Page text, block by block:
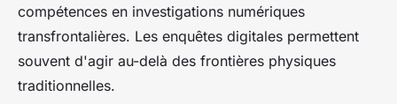
compétences en investigations numériques
transfrontalières. Les enquêtes digitales permettent
souvent d'agir au-delà des frontières physiques
traditionnelles.